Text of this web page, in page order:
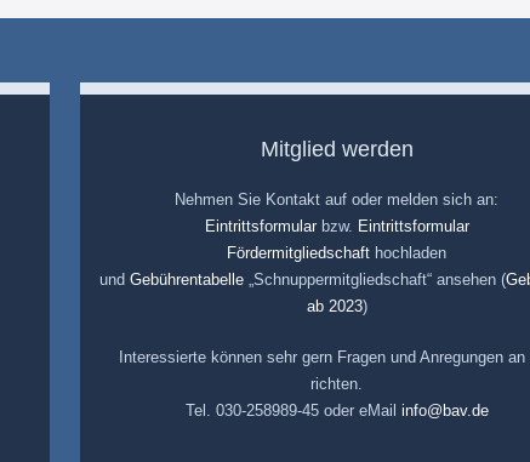
Mitglied werden
Nehmen Sie Kontakt auf oder melden sich an:
Eintrittsformularbzw. Eintrittsformular
Fördermitgliedschaft hochladen
und Gebührentabelle „Schnuppermitgliedschaft“ ansehen (
ab 2023)
Interessierte können sehr gern Fragen und Anregungen an
richten.
Tel. 030-258989-45 oder eMail info@bav.de